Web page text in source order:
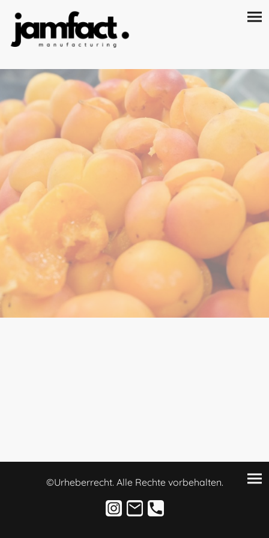
©Urheberrecht. Alle Rechte vorbehalten.